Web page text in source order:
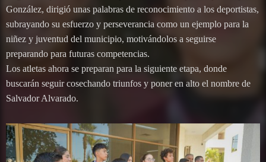
González, dirigió unas palabras de reconocimiento a los deportistas,
subrayando su esfuerzo y perseverancia como un ejemplo para la
niñez y juventud del municipio, motivándolos a seguirse
preparando para futuras competencias.
Los atletas ahora se preparan para la siguiente etapa, donde
buscarán seguir cosechando triunfos y poner en alto el nombre de
Salvador Alvarado.